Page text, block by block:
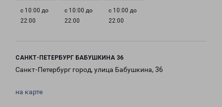
с 10:00 до
22:00
с 10:00 до
22:00
с 10:00 до
22:00
САНКТ-ПЕТЕРБУРГ БАБУШКИНА 36
Санкт-Петербург город, улица Бабушкина, 36
на карте